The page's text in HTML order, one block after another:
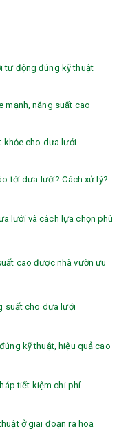
tự động đúng kỹ thuật
mạnh, năng suất cao
khỏe cho dưa lưới
tới dưa lưới? Cách xử lý?
lưới và cách lựa chọn phù
cao được nhà vườn ưu
suất cho dưa lưới
kỹ thuật, hiệu quả cao
tiết kiệm chi phí
ở giai đoạn ra hoa